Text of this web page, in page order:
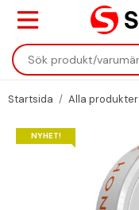
Startsida / Alla produkter
NYHET!